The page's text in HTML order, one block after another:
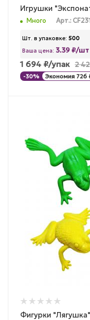
Игрушки
Много Арт.:
Шт. в упаковке: 500
Ваша цена: 3.39 ₽/шт
1 694 ₽/упак 2
-30% Экономия 726
Фигурки "Лягушка"